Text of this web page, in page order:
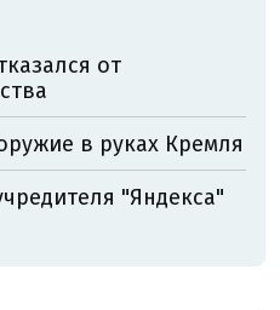
от
в руках Кремля
"Яндекса"